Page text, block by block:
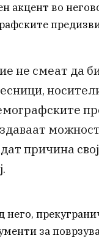
акцент во
не смеат да
причина
него,
за